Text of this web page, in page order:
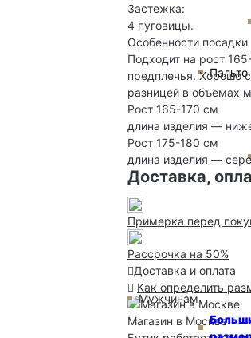
Мужчинам
Пальто
Застежка:
4 пуговицы.
Особенности посадки
Подходит на рост
предплечья. Хорошо
разницей в объемах
Рост 165-170 см
длина изделия —
Рост 175-180 см
длина изделия —
Доставка,
Примерка перед
Рассрочка на 50%
Доставка и оплата
Как определить
Магазин в Москве